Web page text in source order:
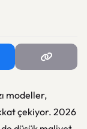
modeller,
çekiyor. 2026